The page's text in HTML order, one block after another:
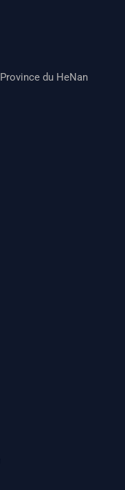
du HeNan